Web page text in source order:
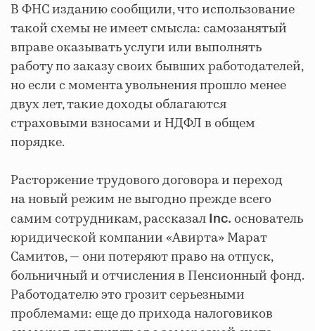
В ФНС изданию сообщили, что использование
такой схемы не имеет смысла: самозанятый
вправе оказывать услуги или выполнять
работу по заказу своих бывших работодателей,
но если с момента увольнения прошло менее
двух лет, такие доходы облагаются
страховыми взносами и НДФЛ в общем
порядке.
Расторжение трудового договора и переход
на новый режим не выгодно прежде всего
самим сотрудникам, рассказал Inc. основатель
юридической компании «Авирта» Марат
Самитов, — они потеряют право на отпуск,
больничный и отчисления в Пенсионный фонд.
Работодателю это грозит серьезными
проблемами: еще до прихода налоговиков